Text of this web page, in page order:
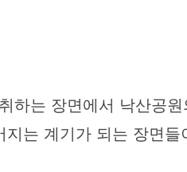
하는 장면에서 낙산공
는 계기가 되는 장면들